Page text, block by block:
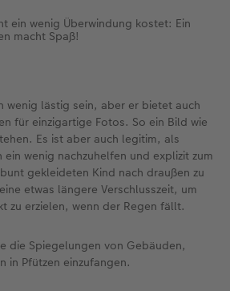
ein wenig Überwindung kostet: Ein
macht Spaß!
wenig lästig sein, aber er bietet auch
für einzigartige Fotos. So ein Bild wie
Es ist aber auch legitim, als
wenig nachzuhelfen und explizit zum
gekleideten Kind nach draußen zu
etwas längere Verschlusszeit, um
zu erzielen, wenn der Regen fällt.
die Spiegelungen von Gebäuden,
in Pfützen einzufangen.